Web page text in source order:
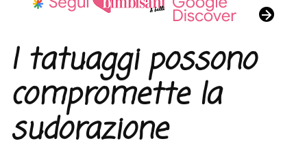
I tatuaggi possono
compromette la
sudorazione